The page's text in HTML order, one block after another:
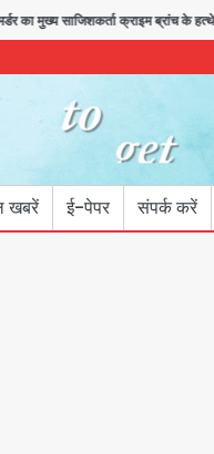
का मुख्य साजिशकर्ता क्राइम ब्रांच के हत्थे
खबरें ई-पेपर संपर्क करें